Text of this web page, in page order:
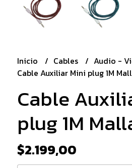
Inicio Cables
Audio -
Cable Auxiliar Mini plug 1M
Cable
plug 1M
$2.199,00